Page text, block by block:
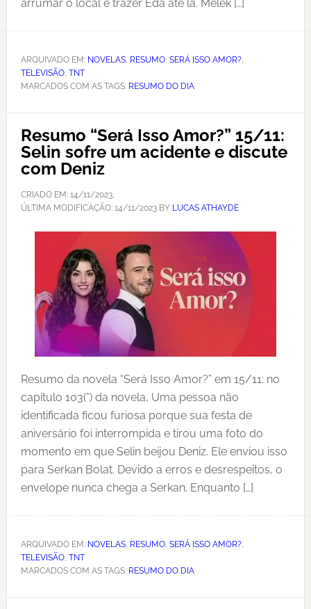
arrumar o local e trazer Eda até lá. Melek […]
ARQUIVADO EM: NOVELAS, RESUMO, SERÁ ISSO AMOR?,
TELEVISÃO, TNT
MARCADOS COM AS TAGS: RESUMO DO DIA
Resumo “Será Isso Amor?” 15/11:
Selin sofre um acidente e discute
com Deniz
CRIADO EM: 14/11/2023,
ÚLTIMA MODIFICAÇÃO: 14/11/2023BY LUCAS ATHAYDE
Resumo da novela “Será Isso Amor?” em 15/11: no
capítulo 103(*) da novela, Uma pessoa não
identificada ficou furiosa porque sua festa de
aniversário foi interrompida e tirou uma foto do
momento em que Selin beijou Deniz. Ele enviou isso
para Serkan Bolat. Devido a erros e desrespeitos, o
envelope nunca chega a Serkan. Enquanto […]
ARQUIVADO EM: NOVELAS, RESUMO, SERÁ ISSO AMOR?,
TELEVISÃO, TNT
MARCADOS COM AS TAGS: RESUMO DO DIA